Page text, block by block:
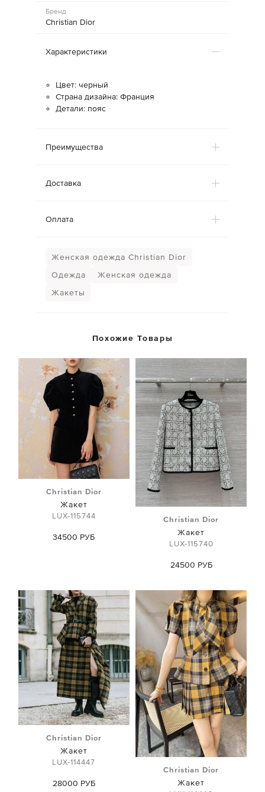
Бренд
Christian Dior
Характеристики
Цвет: черный
Страна дизайна: Франция
Детали: пояс
Преимущества
Доставка
Оплата
Женская одежда Christian Dior
Одежда
Женская одежда
Жакеты
Похожие Товары
Christian Dior
Жакет
LUX-115744
34500 РУБ
Christian Dior
Жакет
LUX-115740
24500 РУБ
Christian Dior
Жакет
LUX-114447
28000 РУБ
Christian Dior
Жакет